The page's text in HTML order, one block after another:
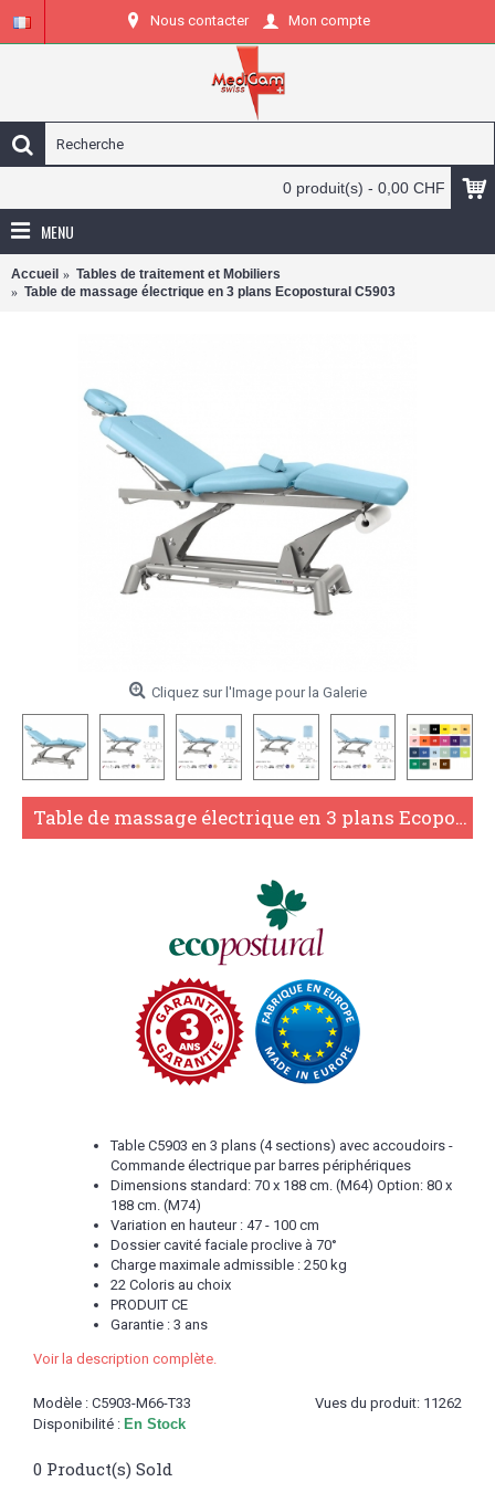
Nous contacter Mon compte
0 produit(s) - 0,00 CHF
MENU
Accueil
Tables de traitement et Mobiliers
Table de massage électrique en 3 plans Ecopostural C5903
Cliquez sur l'Image pour la Galerie
Table de massage électrique en 3 plans Ecopostural C5903
Table C5903 en 3 plans (4 sections) avec accoudoirs -
Commande électrique par barres périphériques
Dimensions standard: 70 x 188 cm. (M64) Option: 80 x
188 cm. (M74)
Variation en hauteur : 47 - 100 cm
Dossier cavité faciale proclive à 70°
Charge maximale admissible : 250 kg
22 Coloris au choix
PRODUIT CE
Garantie : 3 ans
Voir la description complète.
Vues du produit: 11262
Modèle : C5903-M66-T33
Disponibilité : En Stock
0 Product(s) Sold